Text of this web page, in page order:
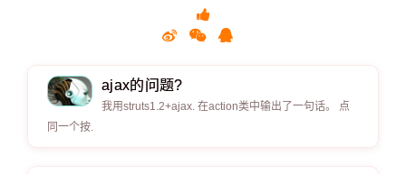
ajax的问题?
我用struts1.2+ajax. 在action类中输出了一句话。 点
同一个按.